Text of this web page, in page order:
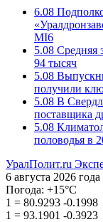
6.08
MI6
5.08 Средняя
94 тысяч
5.08
получили
5.08 В
поставщика
5.08
половодья в
УралПолит.ru
6 августа 2026 года
Погода: +15°С
1 = 80.9293 -0.1998
1 = 93.1901 -0.3923